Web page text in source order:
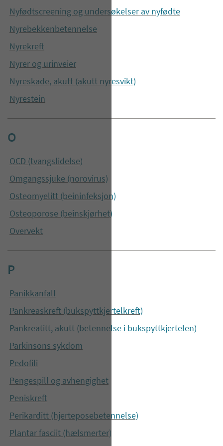
Nyfødtscreening og undersøkelser av nyfødte
Nyrebekkenbetennelse
Nyrekreft
Nyrer og urinveier
Nyreskade, akutt (akutt nyresvikt)
Nyrestein
O
OCD (tvangslidelse)
Omgangssjuke (norovirus)
Osteomyelitt (beininfeksjon)
Osteoporose (beinskjørhet)
Overvekt
P
Panikkanfall
Pankreaskreft (bukspyttkjertelkreft)
Pankreatitt, akutt (betennelse i bukspyttkjertelen)
Parkinsons sykdom
Pedofili
Pengespill og avhengighet
Peniskreft
Perikarditt (hjerteposebetennelse)
Plantar fasciit (hælsmerter)